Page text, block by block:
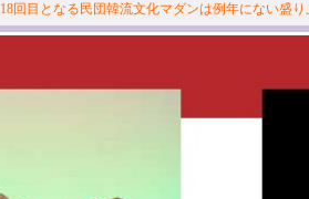
18回目となる民団韓流文化マダンは例年にない盛